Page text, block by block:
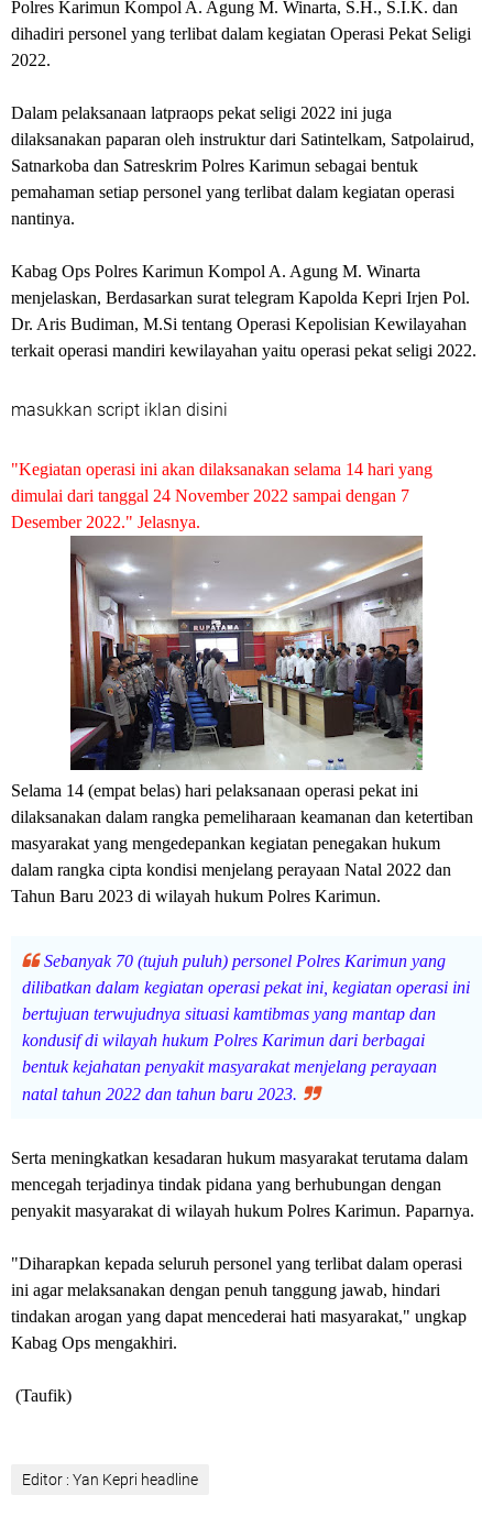
Polres Karimun Kompol A. Agung M. Winarta, S.H., S.I.K. dan
dihadiri personel yang terlibat dalam kegiatan Operasi Pekat Seligi
2022.
Dalam pelaksanaan latpraops pekat seligi 2022 ini juga
dilaksanakan paparan oleh instruktur dari Satintelkam, Satpolairud,
Satnarkoba dan Satreskrim Polres Karimun sebagai bentuk
pemahaman setiap personel yang terlibat dalam kegiatan operasi
nantinya.
Kabag Ops Polres Karimun Kompol A. Agung M. Winarta
menjelaskan, Berdasarkan surat telegram Kapolda Kepri Irjen Pol.
Dr. Aris Budiman, M.Si tentang Operasi Kepolisian Kewilayahan
terkait operasi mandiri kewilayahan yaitu operasi pekat seligi 2022.
masukkan script iklan disini
"Kegiatan operasi ini akan dilaksanakan selama 14 hari yang
dimulai dari tanggal 24 November 2022 sampai dengan 7
Desember 2022." Jelasnya.
Selama 14 (empat belas) hari pelaksanaan operasi pekat ini
dilaksanakan dalam rangka pemeliharaan keamanan dan ketertiban
masyarakat yang mengedepankan kegiatan penegakan hukum
dalam rangka cipta kondisi menjelang perayaan Natal 2022 dan
Tahun Baru 2023 di wilayah hukum Polres Karimun.
Sebanyak 70 (tujuh puluh) personel Polres Karimun yang
dilibatkan dalam kegiatan operasi pekat ini, kegiatan operasi ini
bertujuan terwujudnya situasi kamtibmas yang mantap dan
kondusif di wilayah hukum Polres Karimun dari berbagai
bentuk kejahatan penyakit masyarakat menjelang perayaan
natal tahun 2022 dan tahun baru 2023.
Serta meningkatkan kesadaran hukum masyarakat terutama dalam
mencegah terjadinya tindak pidana yang berhubungan dengan
penyakit masyarakat di wilayah hukum Polres Karimun. Paparnya.
"Diharapkan kepada seluruh personel yang terlibat dalam operasi
ini agar melaksanakan dengan penuh tanggung jawab, hindari
tindakan arogan yang dapat mencederai hati masyarakat," ungkap
Kabag Ops mengakhiri.
(Taufik)
Editor : Yan Kepri headline